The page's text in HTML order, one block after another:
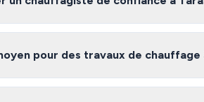
fiable à Tarascon, nous vous
pour des travaux de chauffage
à Tarascon varient selon l'ampleur des